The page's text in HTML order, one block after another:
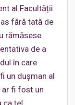
al Facultății
fără tată de
rămăsese
de a
în care
un dușman al
ar fi fost un
ca țel